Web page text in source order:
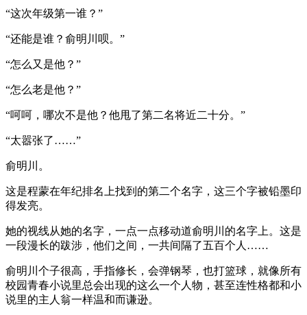
“这次年级第一谁？”
“还能是谁？俞明川呗。”
“怎么又是他？”
“怎么老是他？”
“呵呵，哪次不是他？他甩了第二名将近二十分。”
“太嚣张了……”
俞明川。
这是程蒙在年纪排名上找到的第二个名字，这三个字被铅墨印
得发亮。
她的视线从她的名字，一点一点移动道俞明川的名字上。这是
一段漫长的跋涉，他们之间，一共间隔了五百个人……
俞明川个子很高，手指修长，会弹钢琴，也打篮球，就像所有
校园青春小说里总会出现的这么一个人物，甚至连性格都和小
说里的主人翁一样温和而谦逊。